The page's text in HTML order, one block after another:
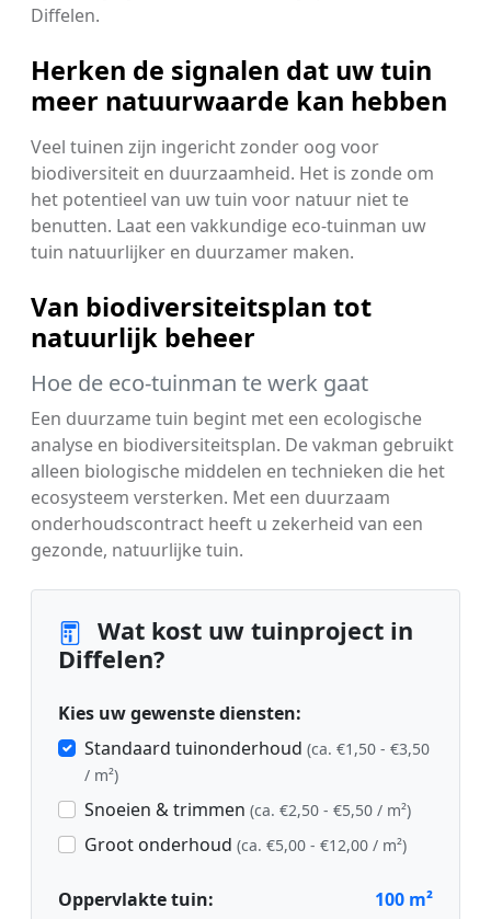
Diffelen.
Herken de signalen dat uw tuin
meer natuurwaarde kan hebben
Veel tuinen zijn ingericht zonder oog voor
biodiversiteit en duurzaamheid. Het is zonde om
het potentieel van uw tuin voor natuur niet te
benutten. Laat een vakkundige eco-tuinman uw
tuin natuurlijker en duurzamer maken.
Van biodiversiteitsplan tot
natuurlijk beheer
Hoe de eco-tuinman te werk gaat
Een duurzame tuin begint met een ecologische
analyse en biodiversiteitsplan. De vakman gebruikt
alleen biologische middelen en technieken die het
ecosysteem versterken. Met een duurzaam
onderhoudscontract heeft u zekerheid van een
gezonde, natuurlijke tuin.
Wat kost uw tuinproject in
Diffelen?
Kies uw gewenste diensten:
Standaard tuinonderhoud (ca. €1,50 - €3,50
/ m²)
Snoeien & trimmen (ca. €2,50 - €5,50 / m²)
Groot onderhoud (ca. €5,00 - €12,00 / m²)
Oppervlakte tuin: 100 m²